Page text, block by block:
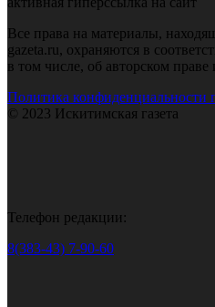
Все права на материалы,
gazeta.ru, охраняются в
в том числе, об авторском
Политика конфиденциальности
© 2023 Искитимская газета
Телефон редакции:
8(383-43) 7-90-60